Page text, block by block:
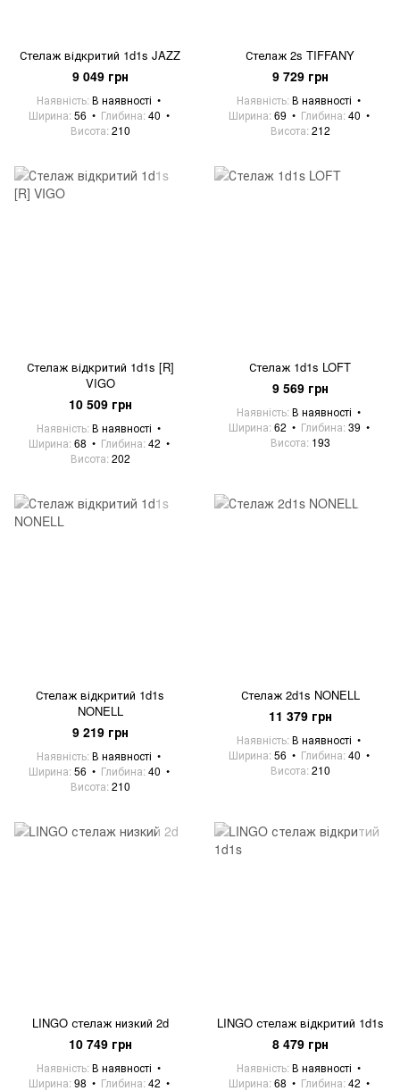
Стелаж відкритий 1d1s JAZZ
9 049 грн
Наявність В наявності
Ширина 56 Глибина 40
Висота 210
Стелаж 2s TIFFANY
9 729 грн
Наявність В наявності
Ширина 69 Глибина 40
Висота 212
Стелаж відкритий 1d1s [R]
VIGO
10 509 грн
Наявність В наявності
Ширина 68 Глибина 42
Висота 202
Стелаж 1d1s LOFT
9 569 грн
Наявність В наявності
Ширина 62 Глибина 39
Висота 193
Стелаж відкритий 1d1s
NONELL
9 219 грн
Наявність В наявності
Ширина 56 Глибина 40
Висота 210
Стелаж 2d1s NONELL
11 379 грн
Наявність В наявності
Ширина 56 Глибина 40
Висота 210
LINGO стелаж низкий 2d
10 749 грн
Наявність В наявності
Ширина 98 Глибина 42
LINGO стелаж відкритий 1d1s
8 479 грн
Наявність В наявності
Ширина 68 Глибина 42